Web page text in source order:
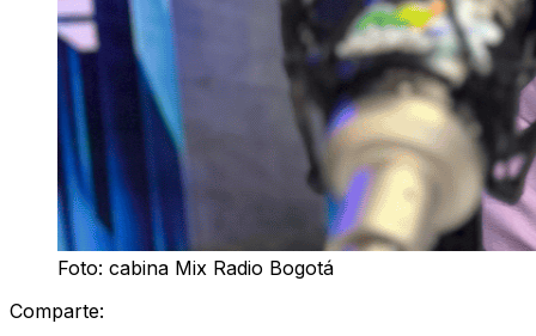
Foto: cabina Mix Radio Bogotá
Comparte: